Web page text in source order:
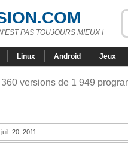
PAS TOUJOURS MIEUX !
Linux Android Jeux
360 versions de 1 949
juil. 20, 2011